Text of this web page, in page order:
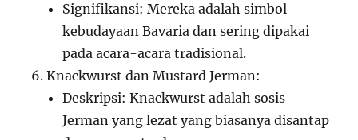
Signifikansi: Mereka adalah simbol
kebudayaan Bavaria dan sering dipakai
pada acara-acara tradisional.
Knackwurst dan Mustard Jerman:
Deskripsi: Knackwurst adalah sosis
Jerman yang lezat yang biasanya disantap